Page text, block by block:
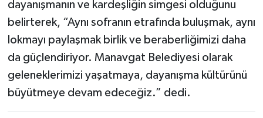
dayanışmanın ve kardeşliğin simgesi olduğunu
belirterek, “Aynı sofranın etrafında buluşmak, aynı
lokmayı paylaşmak birlik ve beraberliğimizi daha
da güçlendiriyor. Manavgat Belediyesi olarak
geleneklerimizi yaşatmaya, dayanışma kültürünü
büyütmeye devam edeceğiz.” dedi.